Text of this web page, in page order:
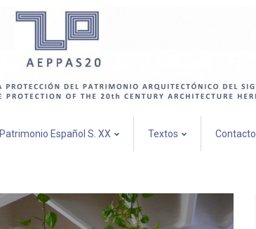
Patrimonio Español S. XX Textos Contacto